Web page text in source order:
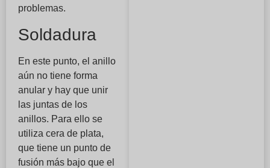
problemas.
Soldadura
En este punto, el anillo
aún no tiene forma
anular y hay que unir
las juntas de los
anillos. Para ello se
utiliza cera de plata,
que tiene un punto de
fusión más bajo que el